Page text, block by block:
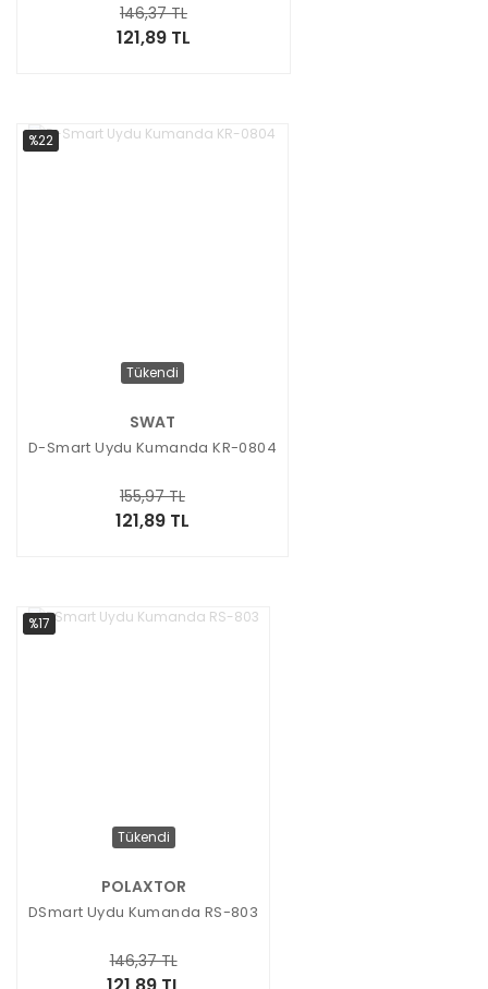
121,89 TL
146,37 TL
%22
Tükendi
SWAT
D-Smart Uydu Kumanda KR-0804
121,89 TL
155,97 TL
%17
Tükendi
POLAXTOR
DSmart Uydu Kumanda RS-803
146,37 TL